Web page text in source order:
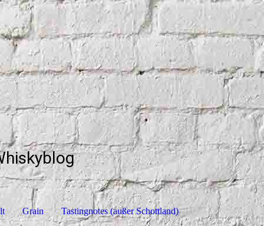
Grain Tastingnotes (außer Schottland)